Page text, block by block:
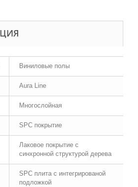
Виниловые полы
Aura Line
Многослойная
SPC покрытие
Лаковое покрытие с
синхронной структурой дерева
SPC плита с интегрированой
подложкой